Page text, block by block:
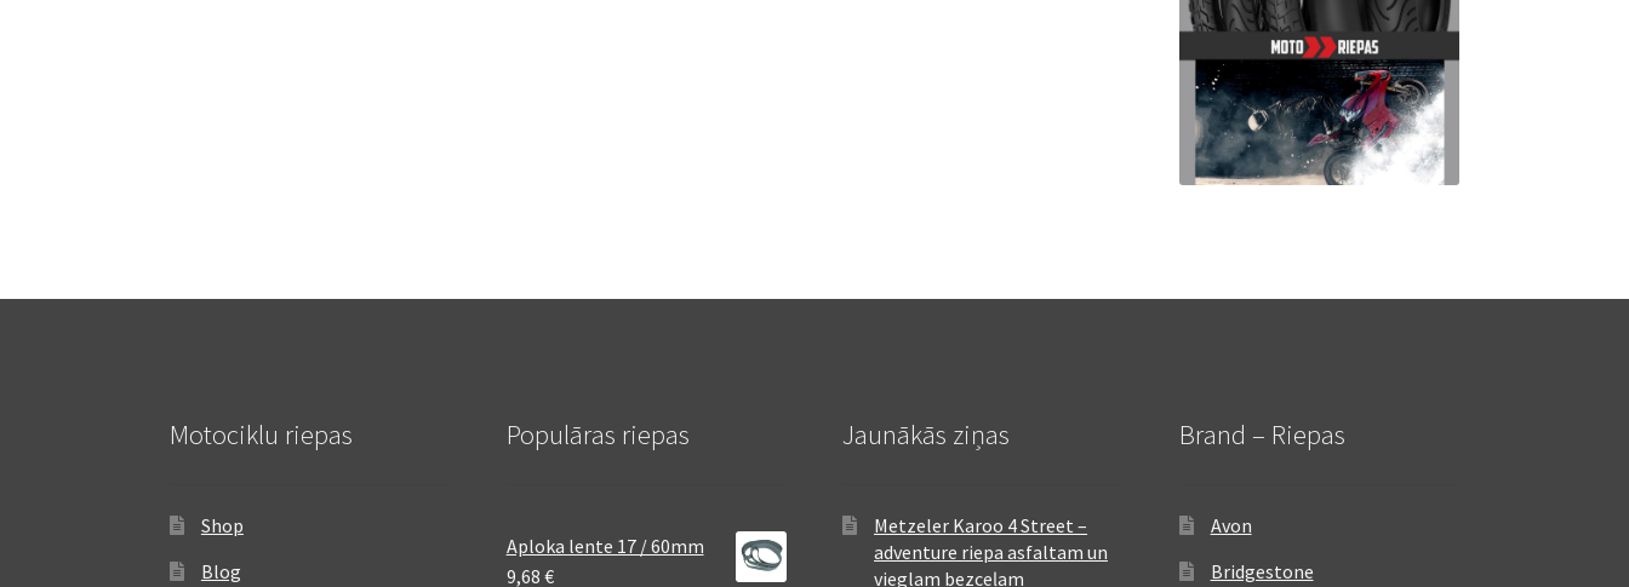
Motociklu riepas
Shop
Blog
Populāras riepas
Aploka lente 17 / 60mm
9,68 €
Jaunākās ziņas
Metzeler Karoo 4 Street –
adventure riepa asfaltam un
vieglam bezceļam
Brand – Riepas
Avon
Bridgestone